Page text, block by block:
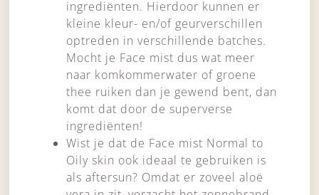
ingrediënten. Hierdoor kunnen er
kleine kleur- en/of geurverschillen
optreden in verschillende batches.
Mocht je Face mist dus wat meer
naar komkommerwater of groene
thee ruiken dan je gewend bent, dan
komt dat door de superverse
ingrediënten!
Wist je dat de Face mist Normal to
Oily skin ook ideaal te gebruiken is
als aftersun? Omdat er zoveel aloë